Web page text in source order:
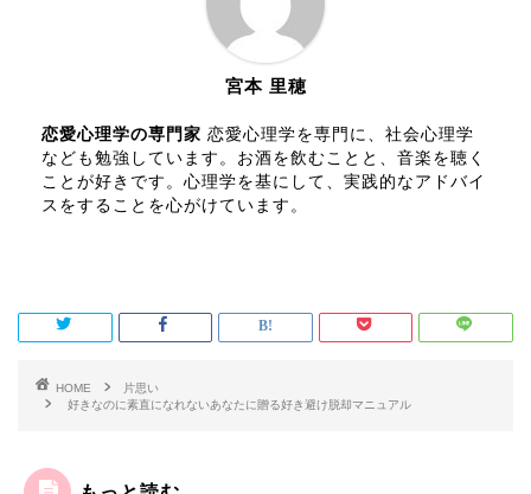
宮本 里穂
恋愛心理学の専門家 恋愛心理学を専門に、社会心理学
なども勉強しています。お酒を飲むことと、音楽を聴く
ことが好きです。心理学を基にして、実践的なアドバイ
スをすることを心がけています。
HOME
片思い
好きなのに素直になれないあなたに贈る好き避け脱却マニュアル